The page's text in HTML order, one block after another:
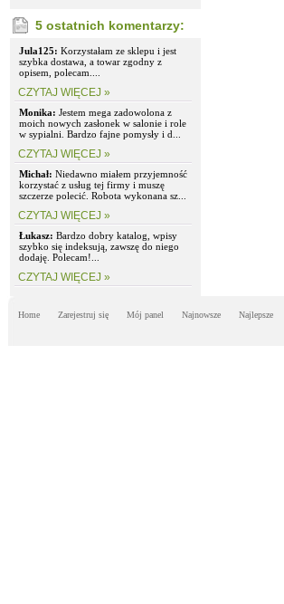
5 ostatnich komentarzy:
Jula125: Korzystałam ze sklepu i jest
szybka dostawa, a towar zgodny z
opisem, polecam....
CZYTAJ WIĘCEJ »
Monika: Jestem mega zadowolona z
moich nowych zasłonek w salonie i role
w sypialni. Bardzo fajne pomysły i d...
CZYTAJ WIĘCEJ »
Michał: Niedawno miałem przyjemność
korzystać z usług tej firmy i muszę
szczerze polecić. Robota wykonana sz...
CZYTAJ WIĘCEJ »
Łukasz: Bardzo dobry katalog, wpisy
szybko się indeksują, zawszę do niego
dodaję. Polecam!...
CZYTAJ WIĘCEJ »
Home Zarejestruj się Mój panel Najnowsze Najlepsze